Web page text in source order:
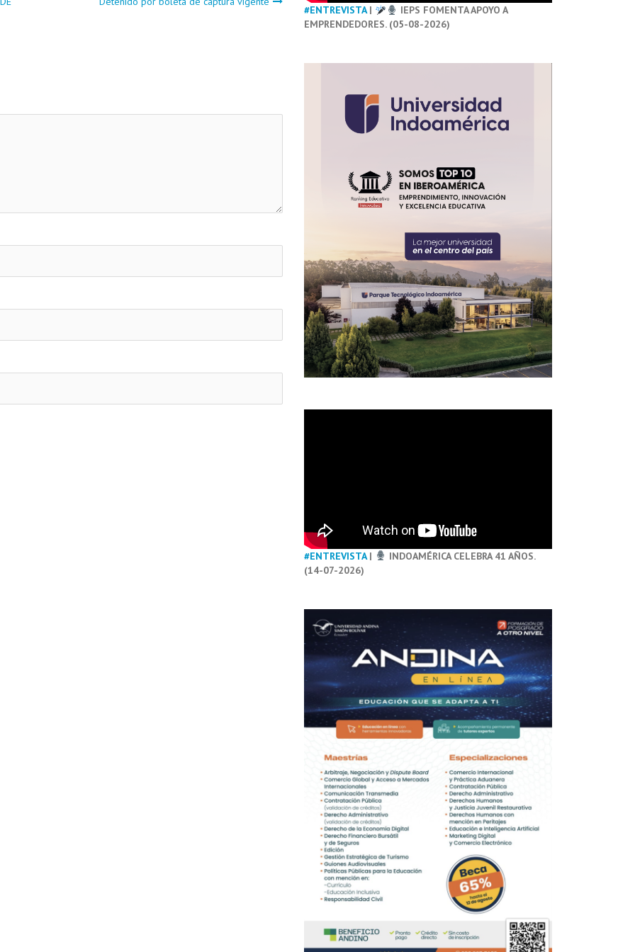
#ENTREVISTA|
IEPS FOMENTA APOYO A
EMPRENDEDORES. (05-08-2026)
#ENTREVISTA|
INDOAMÉRICA CELEBRA 41 AÑOS.
(14-07-2026)